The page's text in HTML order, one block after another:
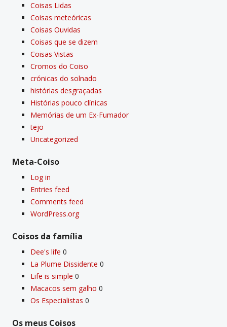
Coisas Lidas
Coisas meteóricas
Coisas Ouvidas
Coisas que se dizem
Coisas Vistas
Cromos do Coiso
crónicas do solnado
histórias desgraçadas
Histórias pouco clí­nicas
Memórias de um Ex-Fumador
tejo
Uncategorized
Meta-Coiso
Log in
Entries feed
Comments feed
WordPress.org
Coisos da famí­lia
Dee's life 0
La Plume Dissidente 0
Life is simple 0
Macacos sem galho 0
Os Especialistas 0
Os meus Coisos